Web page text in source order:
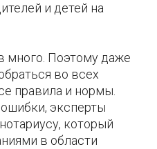
и детей на
много. Поэтому даже
во всех
правила и нормы.
эксперты
который
в области